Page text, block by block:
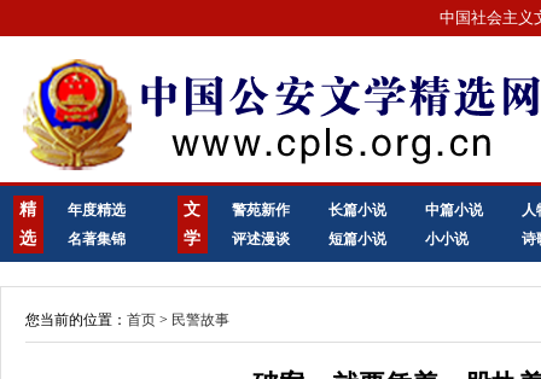
中国社会主义
精
选
年度精选
名著集锦
文
学
警苑新作 长篇小说 中篇小说
人
评述漫谈
短篇小说 小小说 诗
您当前的位置： 首页 > 民警故事